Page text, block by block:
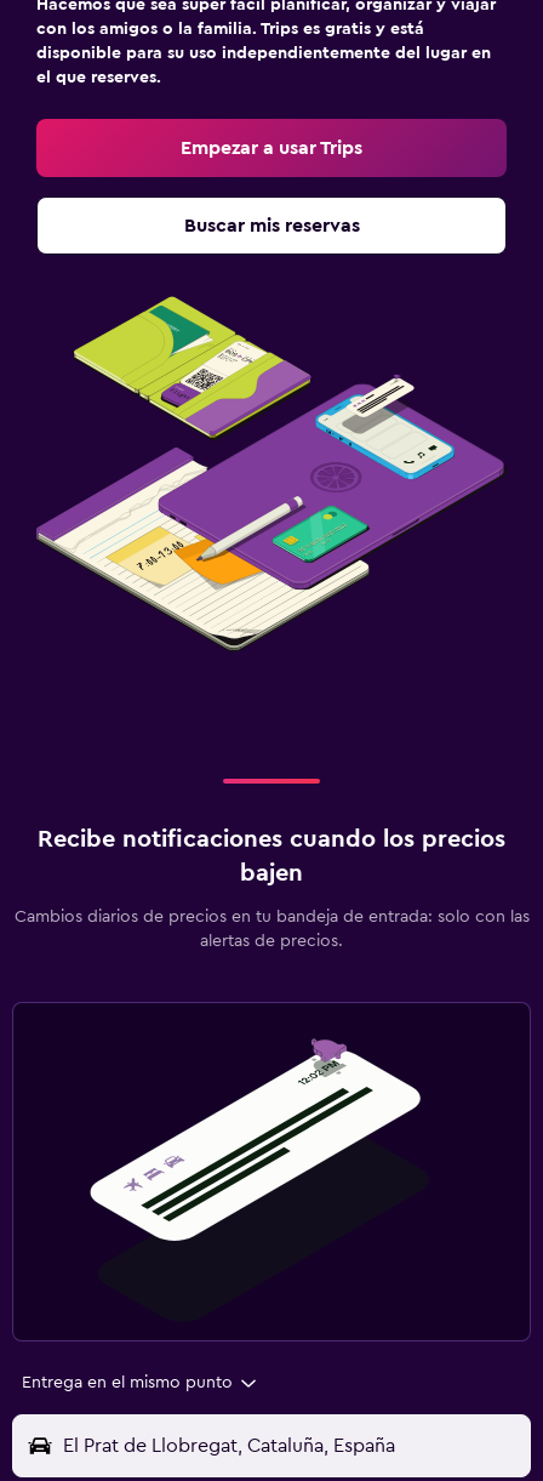
Hacemos que sea súper fácil planificar, organizar y viajar
con los amigos o la familia. Trips es gratis y está
disponible para su uso independientemente del lugar en
el que reserves.
Empezar a usar Trips
Buscar mis reservas
Recibe notificaciones cuando los precios
bajen
Cambios diarios de precios en tu bandeja de entrada: solo con las
alertas de precios.
Entrega en el mismo punto
El Prat de Llobregat, Cataluña, España